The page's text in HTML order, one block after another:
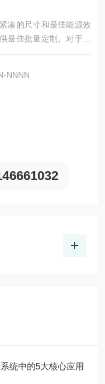
凑的尺寸和最佳能源效
最佳批量定制。对于工
数据源。符合 ATEX 标
NNNN
统中的5大核心应用